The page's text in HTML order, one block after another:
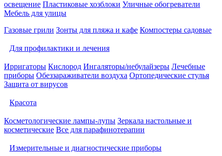
освещение Пластиковые хозблоки Уличные обогреватели
Мебель для улицы
Газовые грили Зонты для пляжа и кафе Компостеры садовые
Для профилактики и лечения
Ирригаторы Кислород Ингаляторы/небулайзеры Лечебные
приборы Обеззараживатели воздуха Ортопедические стулья
Защита от вирусов
Красота
Косметологические лампы-лупы Зеркала настольные и
косметические Все для парафинотерапии
Измерительные и диагностические приборы